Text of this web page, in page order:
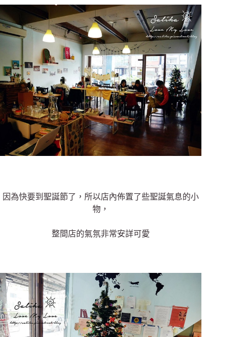
因為快要到聖誕節了，所以店內佈置了些聖誕氣息的小
物，
整間店的氣氛非常安詳可愛